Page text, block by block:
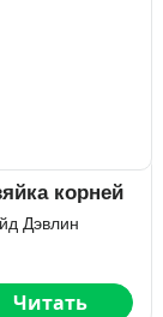
корней
Дэвлин
Читать